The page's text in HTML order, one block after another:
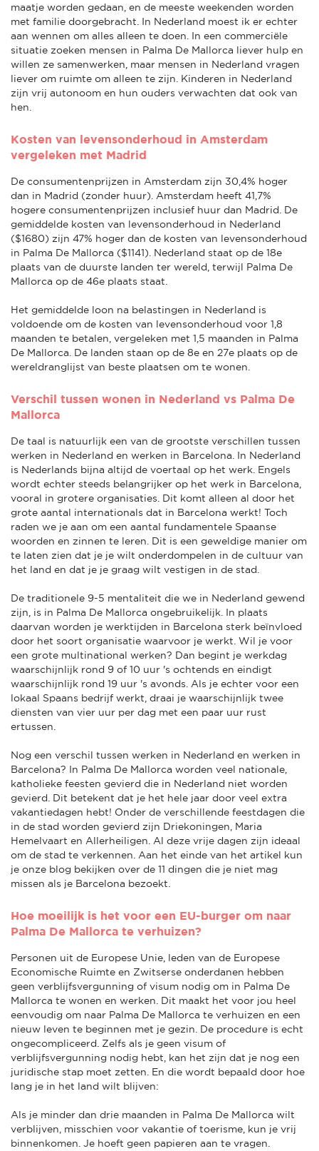
maatje worden gedaan, en de meeste weekenden worden
met familie doorgebracht. In Nederland moest ik er echter
aan wennen om alles alleen te doen. In een commerciële
situatie zoeken mensen in Palma De Mallorca liever hulp en
willen ze samenwerken, maar mensen in Nederland vragen
liever om ruimte om alleen te zijn. Kinderen in Nederland
zijn vrij autonoom en hun ouders verwachten dat ook van
hen.
Kosten van levensonderhoud in Amsterdam
vergeleken met Madrid
De consumentenprijzen in Amsterdam zijn 30,4% hoger
dan in Madrid (zonder huur). Amsterdam heeft 41,7%
hogere consumentenprijzen inclusief huur dan Madrid. De
gemiddelde kosten van levensonderhoud in Nederland
($1680) zijn 47% hoger dan de kosten van levensonderhoud
in Palma De Mallorca ($1141). Nederland staat op de 18e
plaats van de duurste landen ter wereld, terwijl Palma De
Mallorca op de 46e plaats staat.
Het gemiddelde loon na belastingen in Nederland is
voldoende om de kosten van levensonderhoud voor 1,8
maanden te betalen, vergeleken met 1,5 maanden in Palma
De Mallorca. De landen staan op de 8e en 27e plaats op de
wereldranglijst van beste plaatsen om te wonen.
Verschil tussen wonen in Nederland vs Palma De
Mallorca
De taal is natuurlijk een van de grootste verschillen tussen
werken in Nederland en werken in Barcelona. In Nederland
is Nederlands bijna altijd de voertaal op het werk. Engels
wordt echter steeds belangrijker op het werk in Barcelona,
vooral in grotere organisaties. Dit komt alleen al door het
grote aantal internationals dat in Barcelona werkt! Toch
raden we je aan om een aantal fundamentele Spaanse
woorden en zinnen te leren. Dit is een geweldige manier om
te laten zien dat je je wilt onderdompelen in de cultuur van
het land en dat je je graag wilt vestigen in de stad.
De traditionele 9-5 mentaliteit die we in Nederland gewend
zijn, is in Palma De Mallorca ongebruikelijk. In plaats
daarvan worden je werktijden in Barcelona sterk beïnvloed
door het soort organisatie waarvoor je werkt. Wil je voor
een grote multinational werken? Dan begint je werkdag
waarschijnlijk rond 9 of 10 uur 's ochtends en eindigt
waarschijnlijk rond 19 uur 's avonds. Als je echter voor een
lokaal Spaans bedrijf werkt, draai je waarschijnlijk twee
diensten van vier uur per dag met een paar uur rust
ertussen.
Nog een verschil tussen werken in Nederland en werken in
Barcelona? In Palma De Mallorca worden veel nationale,
katholieke feesten gevierd die in Nederland niet worden
gevierd. Dit betekent dat je het hele jaar door veel extra
vakantiedagen hebt! Onder de verschillende feestdagen die
in de stad worden gevierd zijn Driekoningen, Maria
Hemelvaart en Allerheiligen. Al deze vrije dagen zijn ideaal
om de stad te verkennen. Aan het einde van het artikel kun
je onze blog bekijken over de 11 dingen die je niet mag
missen als je Barcelona bezoekt.
Hoe moeilijk is het voor een EU-burger om naar
Palma De Mallorca te verhuizen?
Personen uit de Europese Unie, leden van de Europese
Economische Ruimte en Zwitserse onderdanen hebben
geen verblijfsvergunning of visum nodig om in Palma De
Mallorca te wonen en werken. Dit maakt het voor jou heel
eenvoudig om naar Palma De Mallorca te verhuizen en een
nieuw leven te beginnen met je gezin. De procedure is echt
ongecompliceerd. Zelfs als je geen visum of
verblijfsvergunning nodig hebt, kan het zijn dat je nog een
juridische stap moet zetten. En die wordt bepaald door hoe
lang je in het land wilt blijven:
Als je minder dan drie maanden in Palma De Mallorca wilt
verblijven, misschien voor vakantie of toerisme, kun je vrij
binnenkomen. Je hoeft geen papieren aan te vragen.